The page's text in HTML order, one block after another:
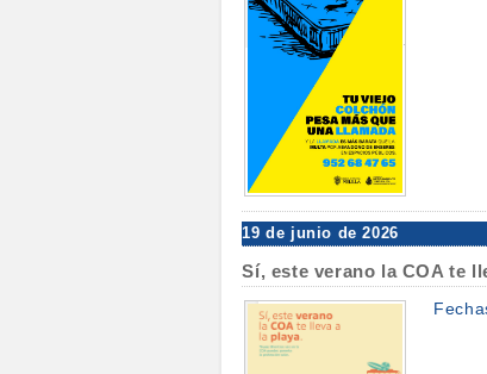
19 de junio de 2026
Sí, este verano la COA te